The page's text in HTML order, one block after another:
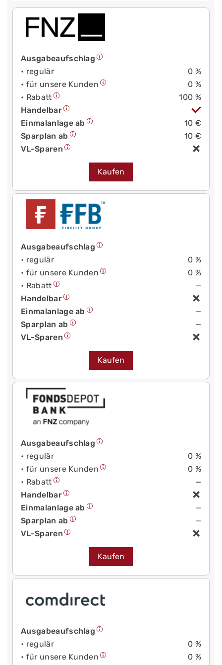
Ausgabeaufschlag
• regulär
0 %
• für unsere Kunden
0 %
• Rabatt
100 %
Handelbar
Einmalanlage ab
10 €
Sparplan ab
10 €
VL-Sparen
Kaufen
Ausgabeaufschlag
• regulär
0 %
• für unsere Kunden
0 %
• Rabatt
—
Handelbar
Einmalanlage ab
—
Sparplan ab
—
VL-Sparen
Kaufen
Ausgabeaufschlag
• regulär
0 %
• für unsere Kunden
0 %
• Rabatt
—
Handelbar
Einmalanlage ab
—
Sparplan ab
—
VL-Sparen
Kaufen
Ausgabeaufschlag
• regulär
0 %
• für unsere Kunden
0 %